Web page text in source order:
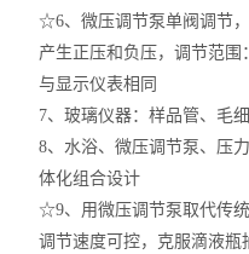
☆6、微压调节泵单阀调节
产生正压和负压，调节范围
与显示仪表相同
7、玻璃仪器：样品管、毛
8、水浴、微压调节泵、压
体化组合设计
☆9、用微压调节泵取代传
调节速度可控，克服滴液瓶